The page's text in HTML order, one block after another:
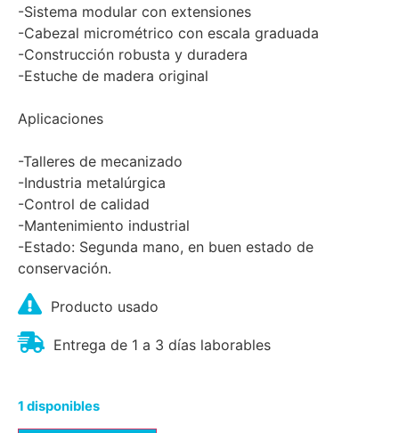
-Sistema modular con extensiones
-Cabezal micrométrico con escala graduada
-Construcción robusta y duradera
-Estuche de madera original
Aplicaciones
-Talleres de mecanizado
-Industria metalúrgica
-Control de calidad
-Mantenimiento industrial
-Estado: Segunda mano, en buen estado de
conservación.
Producto usado
Entrega de 1 a 3 días laborables
1 disponibles